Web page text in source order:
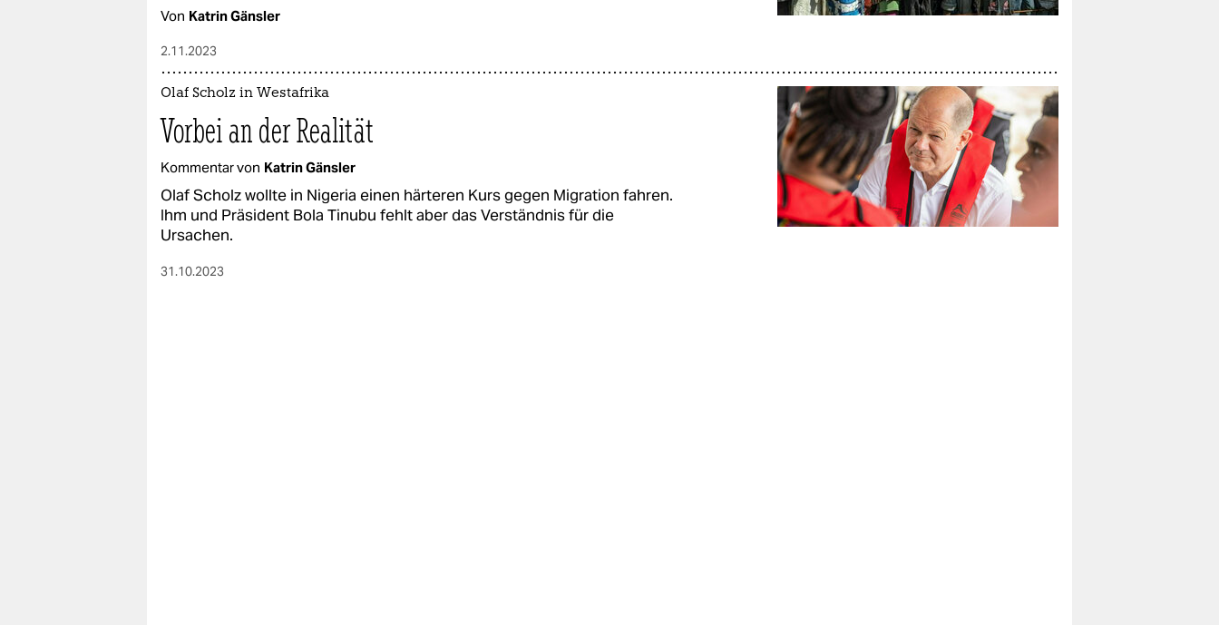
Von Katrin Gänsler
2.11.2023
Olaf Scholz in Westafrika
Vorbei an der Realität
Kommentar von Katrin Gänsler
Olaf Scholz wollte in Nigeria einen härteren Kurs gegen Migration fahren.
Ihm und Präsident Bola Tinubu fehlt aber das Verständnis für die
Ursachen.
31.10.2023